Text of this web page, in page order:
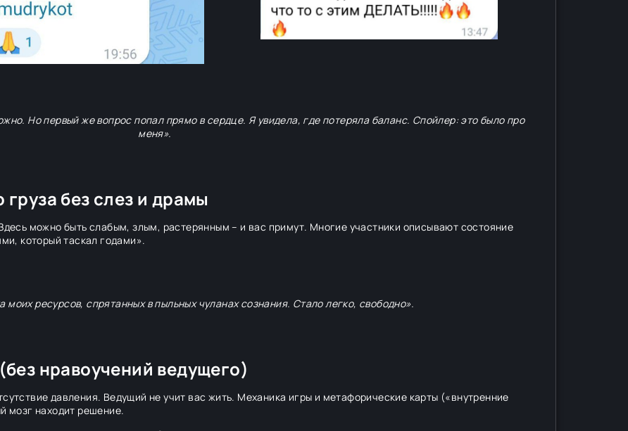
Но первый же вопрос попал прямо в сердце. Я увидела, где потеряла баланс. Спойлер: это было про
меня».
без слез и драмы
можно быть слабым, злым, растерянным – и вас примут. Многие участники описывают состояние
который таскал годами».
моих ресурсов, спрятанных в пыльных чуланах сознания. Стало легко, свободно».
нравоучений ведущего)
давления. Ведущий не учит вас жить. Механика игры и метафорические карты («внутренние
мозг находит решение.